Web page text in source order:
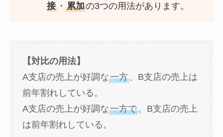
接 ・累加の3つの用法があります。
【対比の用法】
A支店の売上が好調な一方、B支店の売上は
前年割れしている。
A支店の売上が好調な一方で、B支店の売上
は前年割れしている。